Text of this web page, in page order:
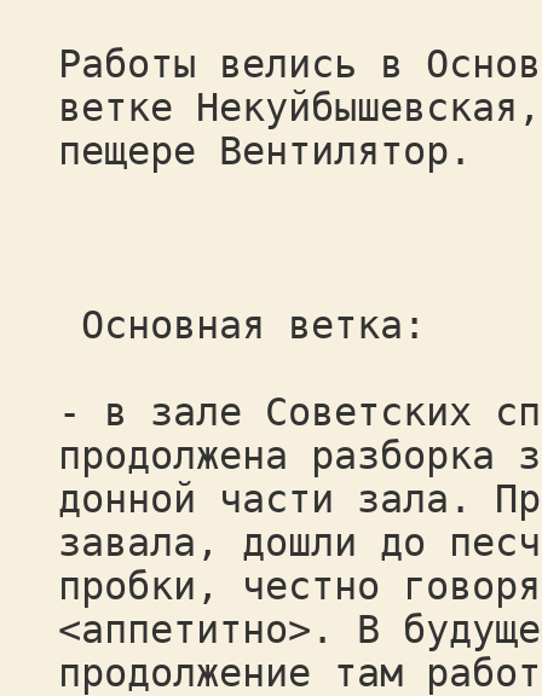
Работы велись в
ветке
пещере Вентилятор.
Основная ветка:
- в зале Советских
продолжена разборка
донной части зала.
завала, дошли до
пробки, честно
<аппетитно>. В
продолжение там